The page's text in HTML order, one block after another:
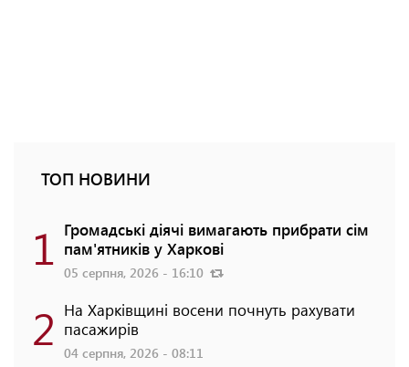
ТОП НОВИНИ
1 Громадські діячі вимагають прибрати сім
пам'ятників у Харкові
05 серпня, 2026 - 16:10
2 На Харківщині восени почнуть рахувати
пасажирів
04 серпня, 2026 - 08:11